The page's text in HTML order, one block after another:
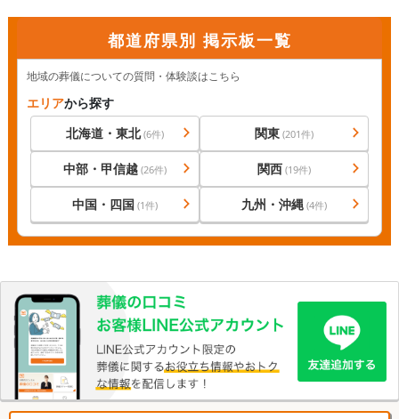
都道府県別 掲示板一覧
地域の葬儀についての質問・体験談はこちら
エリアから探す
北海道・東北(6件) 関東 (201件)
中部・甲信越 (26件) 関西 (19件)
中国・四国 (1件) 九州・沖縄 (4件)